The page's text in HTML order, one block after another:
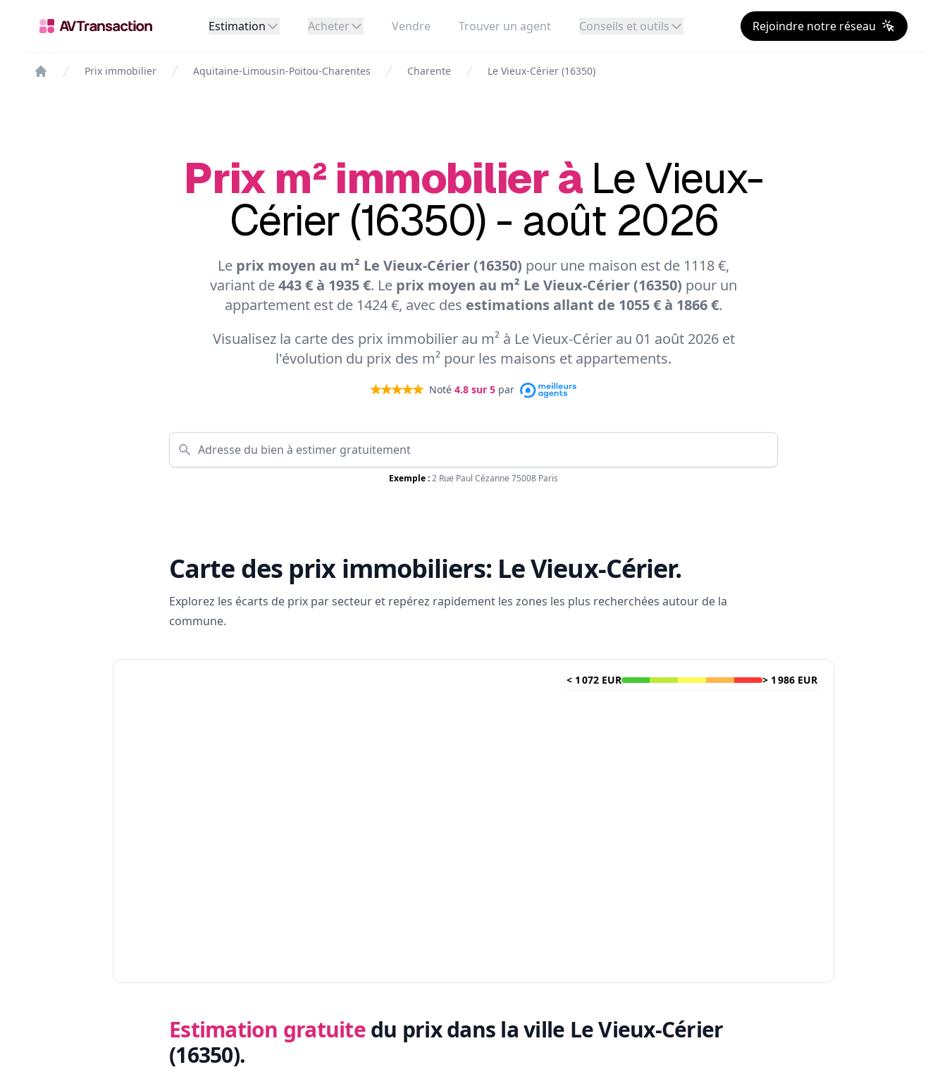
Estimation Acheter Vendre Trouver un agent Conseils et outils Rejoindre notre réseau
Prix immobilier Aquitaine-Limousin-Poitou-Charentes Charente Le Vieux-Cérier (16350)
Prix m² immobilier à Le Vieux-
Cérier (16350) - août 2026
Le prix moyen au m² Le Vieux-Cérier (16350) pour une maison est de 1118 €,
variant de443 € à 1935 €. Le prix moyen au m² Le Vieux-Cérier (16350) pour un
appartement est de 1424 €, avec des estimations allant de 1055 € à 1866 €.
Visualisez la carte des prix immobilier au m² à Le Vieux-Cérier au 01 août 2026 et
l'évolution du prix des m² pour les maisons et appartements.
Noté 4.8 sur 5 par
Exemple :2 Rue Paul Cézanne 75008 Paris
Carte des prix immobiliers: Le Vieux-Cérier.
Explorez les écarts de prix par secteur et repérez rapidement les zones les plus recherchées autour de la
commune.
< 1 072 EUR > 1 986 EUR
Estimation gratuite du prixdans la ville Le Vieux-Cérier
(16350).